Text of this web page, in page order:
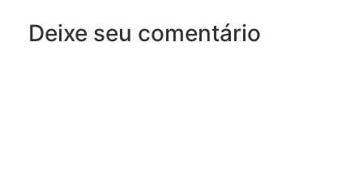
Deixe seu comentário